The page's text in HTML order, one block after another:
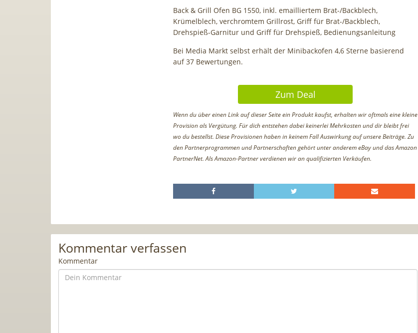
Back & Grill Ofen BG 1550, inkl. emailliertem Brat-/Backblech,
Krümelblech, verchromtem Grillrost, Griff für Brat-/Backblech,
Drehspieß-Garnitur und Griff für Drehspieß, Bedienungsanleitung
Bei Media Markt selbst erhält der Minibackofen 4,6 Sterne basierend
auf 37 Bewertungen.
Zum Deal
Wenn du über einen Link auf dieser Seite ein Produkt kaufst, erhalten wir oftmals eine kleine
Provision als Vergütung. Für dich entstehen dabei keinerlei Mehrkosten und dir bleibt frei
wo du bestellst. Diese Provisionen haben in keinem Fall Auswirkung auf unsere Beiträge. Zu
den Partnerprogrammen und Partnerschaften gehört unter anderem eBay und das Amazon
PartnerNet. Als Amazon-Partner verdienen wir an qualifizierten Verkäufen.
Kommentar verfassen
Kommentar